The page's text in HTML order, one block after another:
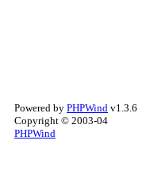
Powered by PHPWind v1.3.6
Copyright © 2003-04
PHPWind